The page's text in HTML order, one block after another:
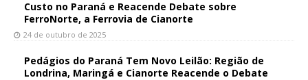
Custo no Paraná e Reacende Debate sobre
FerroNorte, a Ferrovia de Cianorte
24 de outubro de 2025
Pedágios do Paraná Tem Novo Leilão: Região de
Londrina, Maringá e Cianorte Reacende o Debate